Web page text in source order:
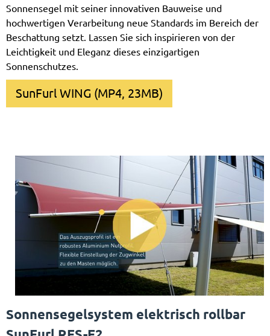
Sonnensegel mit seiner innovativen Bauweise und
hochwertigen Verarbeitung neue Standards im Bereich der
Beschattung setzt. Lassen Sie sich inspirieren von der
Leichtigkeit und Eleganz dieses einzigartigen
Sonnenschutzes.
SunFurl WING (MP4, 23MB)
Sonnensegelsystem elektrisch rollbar